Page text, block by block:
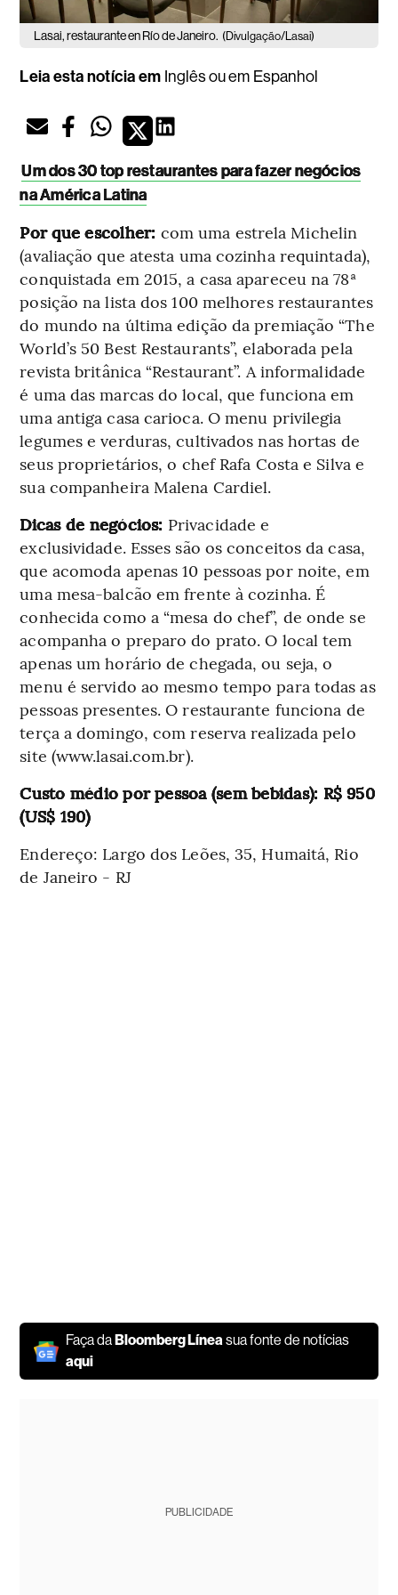
Lasai, restaurante en Río de Janeiro. (Divulgação/Lasai)
Leia esta notícia em Inglêsou em Espanhol
Um dos 30 top restaurantes para fazer negócios
na América Latina
Por que escolher: com uma estrela Michelin
(avaliação que atesta uma cozinha requintada),
conquistada em 2015, a casa apareceu na 78ª
posição na lista dos 100 melhores restaurantes
do mundo na última edição da premiação “The
World’s 50 Best Restaurants”, elaborada pela
revista britânica “Restaurant”. A informalidade
é uma das marcas do local, que funciona em
uma antiga casa carioca. O menu privilegia
legumes e verduras, cultivados nas hortas de
seus proprietários, o chef Rafa Costa e Silva e
sua companheira Malena Cardiel.
Dicas de negócios: Privacidade e
exclusividade. Esses são os conceitos da casa,
que acomoda apenas 10 pessoas por noite, em
uma mesa-balcão em frente à cozinha. É
conhecida como a “mesa do chef”, de onde se
acompanha o preparo do prato. O local tem
apenas um horário de chegada, ou seja, o
menu é servido ao mesmo tempo para todas as
pessoas presentes. O restaurante funciona de
terça a domingo, com reserva realizada pelo
site (www.lasai.com.br).
Custo médio por pessoa (sem bebidas): R$ 950
(US$ 190)
Endereço: Largo dos Leões, 35, Humaitá, Rio
de Janeiro - RJ
Faça da Bloomberg Líneasua fonte de notícias
aqui
PUBLICIDADE